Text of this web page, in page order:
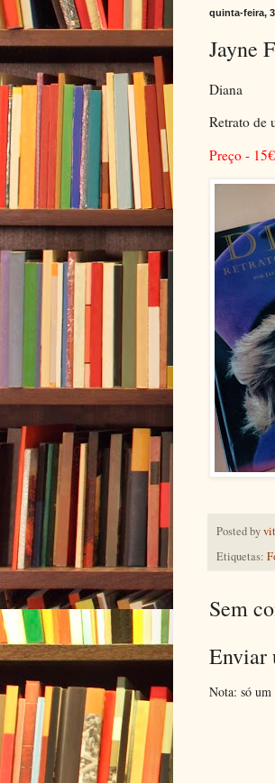
quinta-feira,
Jayne
Diana
Retrato de
Preço - 15€
Posted by
Etiquetas:
Sem
Enviar
Nota: só